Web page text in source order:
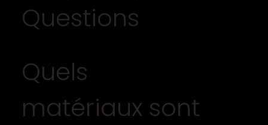
Questions
Quels
matériaux sont